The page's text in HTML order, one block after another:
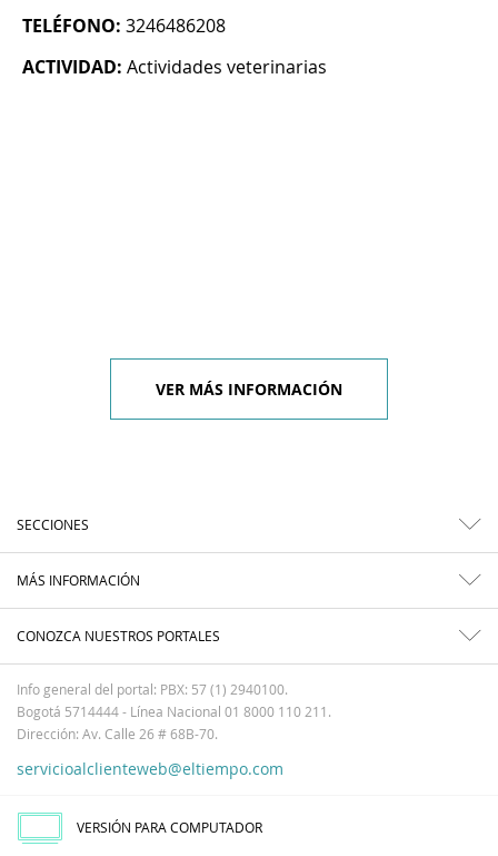
TELÉFONO: 3246486208
ACTIVIDAD: Actividades veterinarias
VER MÁS INFORMACIÓN
SECCIONES
MÁS INFORMACIÓN
CONOZCA NUESTROS PORTALES
Info general del portal: PBX: 57 (1) 2940100.
Bogotá 5714444 - Línea Nacional 01 8000 110 211.
Dirección: Av. Calle 26 # 68B-70.
servicioalclienteweb@eltiempo.com
VERSIÓN PARA COMPUTADOR